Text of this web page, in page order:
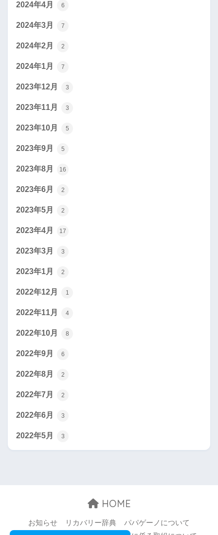
2024年4月 6
2024年3月 7
2024年2月 2
2024年1月 7
2023年12月 3
2023年11月 3
2023年10月 5
2023年9月 5
2023年8月 16
2023年6月 2
2023年5月 2
2023年4月 17
2023年3月 3
2023年1月 2
2022年12月 1
2022年11月 4
2022年10月 8
2022年9月 6
2022年8月 2
2022年7月 2
2022年6月 3
2022年5月 3
HOME
お知らせ リカバリー辞典
パパゲーノについて